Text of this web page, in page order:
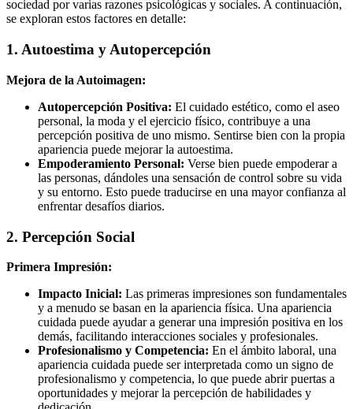
sociedad por varias razones psicológicas y sociales. A continuación,
se exploran estos factores en detalle:
1. Autoestima y Autopercepción
Mejora de la Autoimagen:
Autopercepción Positiva: El cuidado estético, como el aseo
personal, la moda y el ejercicio físico, contribuye a una
percepción positiva de uno mismo. Sentirse bien con la propia
apariencia puede mejorar la autoestima.
Empoderamiento Personal: Verse bien puede empoderar a
las personas, dándoles una sensación de control sobre su vida
y su entorno. Esto puede traducirse en una mayor confianza al
enfrentar desafíos diarios.
2. Percepción Social
Primera Impresión:
Impacto Inicial: Las primeras impresiones son fundamentales
y a menudo se basan en la apariencia física. Una apariencia
cuidada puede ayudar a generar una impresión positiva en los
demás, facilitando interacciones sociales y profesionales.
Profesionalismo y Competencia: En el ámbito laboral, una
apariencia cuidada puede ser interpretada como un signo de
profesionalismo y competencia, lo que puede abrir puertas a
oportunidades y mejorar la percepción de habilidades y